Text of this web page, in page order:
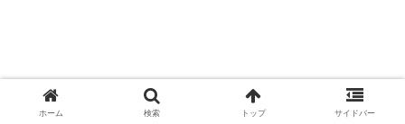
ホーム 検索 トップ サイドバー